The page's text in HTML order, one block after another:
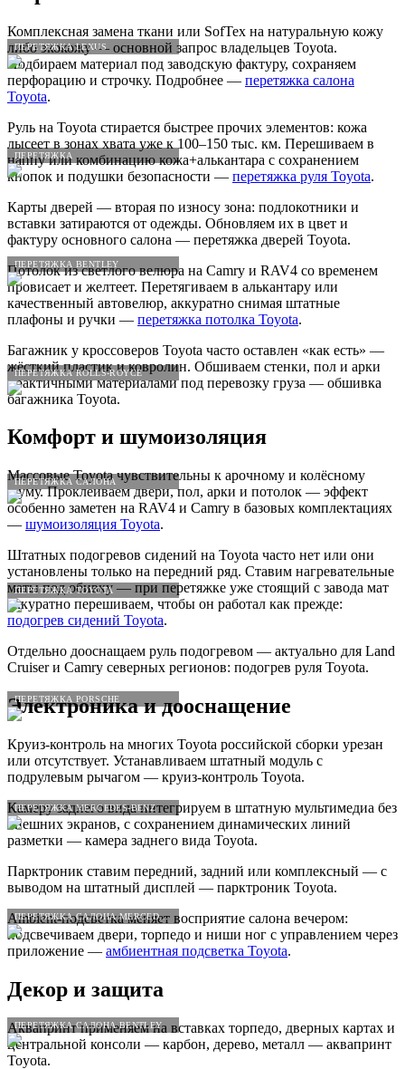
ПЕРЕТЯЖКА LEXUS
ПЕРЕТЯЖКА
ПЕРЕТЯЖКА BENTLEY
ПЕРЕТЯЖКА ROLLS-ROYCE
ПЕРЕТЯЖКА САЛОНА
ПЕРЕТЯЖКА TOYOTA
ПЕРЕТЯЖКА PORSCHE
ПЕРЕТЯЖКА MERCEDES-BENZ
ПЕРЕТЯЖКА САЛОНА MERCEDES-BENZ
ПЕРЕТЯЖКА САЛОНА BENTLEY
Комплексная замена ткани или SofTex на натуральную кожу
либо экокожу — основной запрос владельцев Toyota.
Подбираем материал под заводскую фактуру, сохраняем
перфорацию и строчку. Подробнее — перетяжка салона
Toyota.
Руль на Toyota стирается быстрее прочих элементов: кожа
лысеет в зонах хвата уже к 100–150 тыс. км. Перешиваем в
наппу или комбинацию кожа+алькантара с сохранением
кнопок и подушки безопасности — перетяжка руля Toyota.
Карты дверей — вторая по износу зона: подлокотники и
вставки затираются от одежды. Обновляем их в цвет и
фактуру основного салона — перетяжка дверей Toyota.
Потолок из светлого велюра на Camry и RAV4 со временем
провисает и желтеет. Перетягиваем в алькантару или
качественный автовелюр, аккуратно снимая штатные
плафоны и ручки — перетяжка потолка Toyota.
Багажник у кроссоверов Toyota часто оставлен «как есть» —
жёсткий пластик и ковролин. Обшиваем стенки, пол и арки
практичными материалами под перевозку груза — обшивка
багажника Toyota.
Комфорт и шумоизоляция
Массовые Toyota чувствительны к арочному и колёсному
шуму. Проклеиваем двери, пол, арки и потолок — эффект
особенно заметен на RAV4 и Camry в базовых комплектациях
— шумоизоляция Toyota.
Штатных подогревов сидений на Toyota часто нет или они
установлены только на передний ряд. Ставим нагревательные
маты под обивку — при перетяжке уже стоящий с завода мат
аккуратно перешиваем, чтобы он работал как прежде:
подогрев сидений Toyota.
Отдельно дооснащаем руль подогревом — актуально для Land
Cruiser и Camry северных регионов: подогрев руля Toyota.
Электроника и дооснащение
Круиз-контроль на многих Toyota российской сборки урезан
или отсутствует. Устанавливаем штатный модуль с
подрулевым рычагом — круиз-контроль Toyota.
Камеру заднего вида интегрируем в штатную мультимедиа без
внешних экранов, с сохранением динамических линий
разметки — камера заднего вида Toyota.
Парктроник ставим передний, задний или комплексный — с
выводом на штатный дисплей — парктроник Toyota.
Ambient-подсветка меняет восприятие салона вечером:
подсвечиваем двери, торпедо и ниши ног с управлением через
приложение — амбиентная подсветка Toyota.
Декор и защита
Аквапринт применяем на вставках торпедо, дверных картах и
центральной консоли — карбон, дерево, металл — аквапринт
Toyota.